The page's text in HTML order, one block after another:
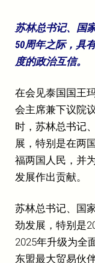
苏林总书记、国
50周年之际，具
度的政治互信。
在会见泰国国王
会主席兼下议院
时，苏林总书记
展，特别是在两
福两国人民，并
发展作出贡献。
苏林总书记、国
劲发展，特别是
2025年升级为全
东盟最大贸易伙